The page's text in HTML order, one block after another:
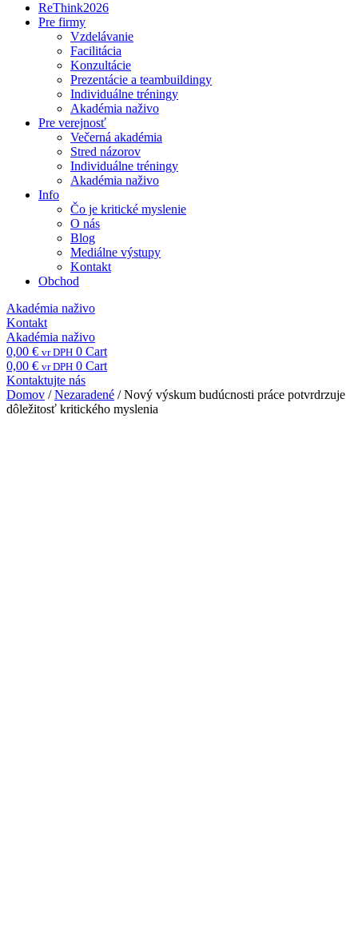
ReThink2026
Pre firmy
Vzdelávanie
Facilitácia
Konzultácie
Prezentácie a teambuildingy
Individuálne tréningy
Akadémia naživo
Pre verejnosť
Večerná akadémia
Stred názorov
Individuálne tréningy
Akadémia naživo
Info
Čo je kritické myslenie
O nás
Blog
Mediálne výstupy
Kontakt
Obchod
Akadémia naživo
Kontakt
Akadémia naživo
0,00 € vr DPH 0 Cart
0,00 € vr DPH 0 Cart
Kontaktujte nás
Domov /Nezaradené / Nový výskum budúcnosti práce potvrdrzuje
dôležitosť kritického myslenia